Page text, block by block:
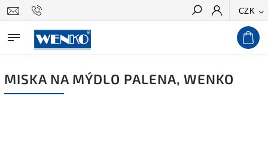
CZK
Hledat
MISKA NA MÝDLO PALENA, WENKO